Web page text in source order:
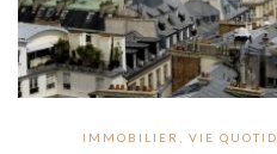
IMMOBILIER VIE